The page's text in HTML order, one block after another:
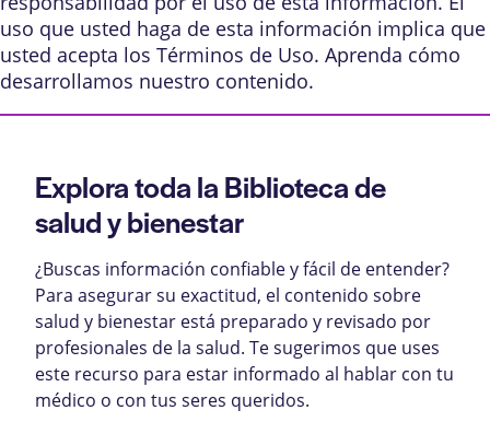
uso que usted haga de esta información implica que
usted acepta los Términos de Uso. Aprenda cómo
desarrollamos nuestro contenido.
Explora toda la Biblioteca de
salud y bienestar
¿Buscas información confiable y fácil de entender?
Para asegurar su exactitud, el contenido sobre
salud y bienestar está preparado y revisado por
profesionales de la salud. Te sugerimos que uses
este recurso para estar informado al hablar con tu
médico o con tus seres queridos.